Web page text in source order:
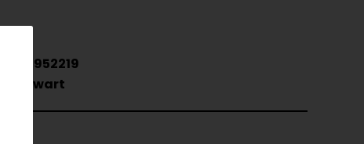
6952219
Zwart